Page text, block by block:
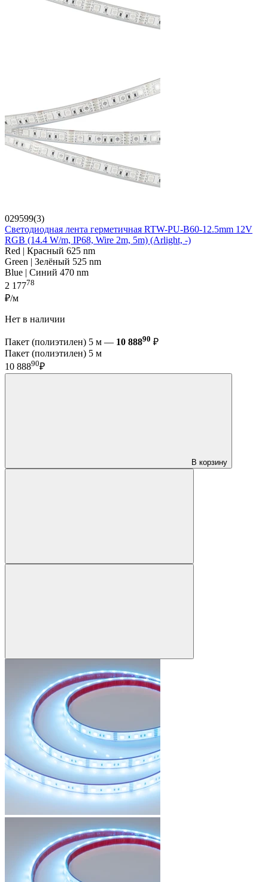
029599(3)
Светодиодная лента герметичная RTW-PU-B60-12.5mm 12V
RGB (14.4 W/m, IP68, Wire 2m, 5m) (Arlight, -)
Red | Красный 625 nm
Green | Зелёный 525 nm
Blue | Синий 470 nm
2 17778
₽/м
Нет в наличии
Пакет (полиэтилен) 5 м — 10 88890 ₽
Пакет (полиэтилен) 5 м
10 88890₽
В корзину